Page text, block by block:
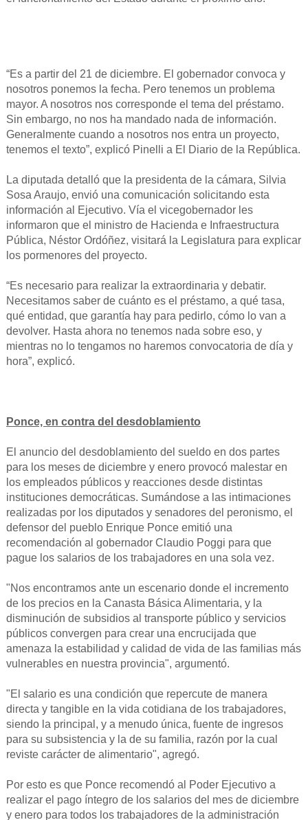
“Es a partir del 21 de diciembre. El gobernador convoca y
nosotros ponemos la fecha. Pero tenemos un problema
mayor. A nosotros nos corresponde el tema del préstamo.
Sin embargo, no nos ha mandado nada de información.
Generalmente cuando a nosotros nos entra un proyecto,
tenemos el texto”, explicó Pinelli a El Diario de la República.
La diputada detalló que la presidenta de la cámara, Silvia
Sosa Araujo, envió una comunicación solicitando esta
información al Ejecutivo. Vía el vicegobernador les
informaron que el ministro de Hacienda e Infraestructura
Pública, Néstor Ordóñez, visitará la Legislatura para explicar
los pormenores del proyecto.
“Es necesario para realizar la extraordinaria y debatir.
Necesitamos saber de cuánto es el préstamo, a qué tasa,
qué entidad, que garantía hay para pedirlo, cómo lo van a
devolver. Hasta ahora no tenemos nada sobre eso, y
mientras no lo tengamos no haremos convocatoria de día y
hora”, explicó.
Ponce, en contra del desdoblamiento
El anuncio del desdoblamiento del sueldo en dos partes
para los meses de diciembre y enero provocó malestar en
los empleados públicos y reacciones desde distintas
instituciones democráticas. Sumándose a las intimaciones
realizadas por los diputados y senadores del peronismo, el
defensor del pueblo Enrique Ponce emitió una
recomendación al gobernador Claudio Poggi para que
pague los salarios de los trabajadores en una sola vez.
"Nos encontramos ante un escenario donde el incremento
de los precios en la Canasta Básica Alimentaria, y la
disminución de subsidios al transporte público y servicios
públicos convergen para crear una encrucijada que
amenaza la estabilidad y calidad de vida de las familias más
vulnerables en nuestra provincia", argumentó.
"El salario es una condición que repercute de manera
directa y tangible en la vida cotidiana de los trabajadores,
siendo la principal, y a menudo única, fuente de ingresos
para su subsistencia y la de su familia, razón por la cual
reviste carácter de alimentario", agregó.
Por esto es que Ponce recomendó al Poder Ejecutivo a
realizar el pago íntegro de los salarios del mes de diciembre
y enero para todos los trabajadores de la administración